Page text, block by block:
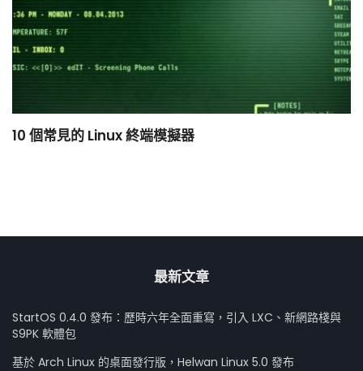
10 個常見的 Linux 終端模擬器
最新文章
StartOS 0.4.0 發布：歷時六年全面重寫，引入 LXC、新網路棧與
S9PK 軟體包
基於 Arch Linux 的桌面發行版，Helwan Linux 5.0 發布